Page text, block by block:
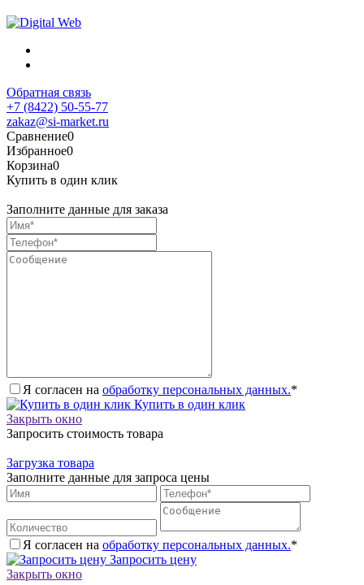
Обратная связь
+7 (8422) 50-55-77
zakaz@si-market.ru
Сравнение0
Избранное0
Корзина0
Купить в один клик
Заполните данные для заказа
Я согласен на обработку персональных данных.*
Купить в один клик
Закрыть окно
Запросить стоимость товара
Загрузка товара
Заполните данные для запроса цены
Я согласен на обработку персональных данных.*
Запросить цену
Закрыть окно